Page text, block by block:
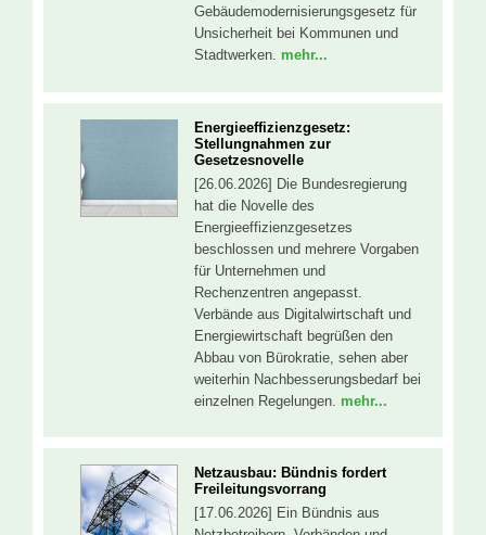
Gebäudemodernisierungsgesetz für
Unsicherheit bei Kommunen und
Stadtwerken. mehr...
Energieeffizienzgesetz:
Stellungnahmen zur
Gesetzesnovelle
[26.06.2026] Die Bundesregierung
hat die Novelle des
Energieeffizienzgesetzes
beschlossen und mehrere Vorgaben
für Unternehmen und
Rechenzentren angepasst.
Verbände aus Digitalwirtschaft und
Energiewirtschaft begrüßen den
Abbau von Bürokratie, sehen aber
weiterhin Nachbesserungsbedarf bei
einzelnen Regelungen. mehr...
Netzausbau: Bündnis fordert
Freileitungsvorrang
[17.06.2026] Ein Bündnis aus